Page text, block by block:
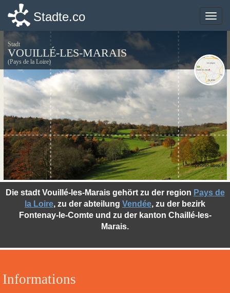
Toggle
Stadte.co
Stadt
VOUILLÉ-LES-MARAIS
(Pays de la Loire)
Informations
Die stadt Vouillé-les-Marais gehört zu der region Pays de
la Loire, zu der abteilung Vendée, zu der bezirk
Fontenay-le-Comte und zu der kanton Chaillé-les-
Marais.
©photo-libre.fr
Toggle
Stadte.co